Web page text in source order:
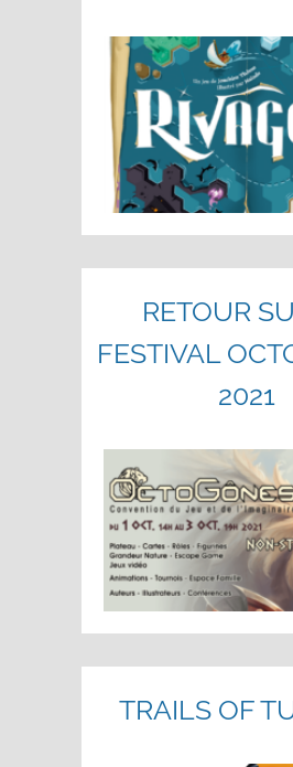
RETOUR
FESTIVAL
2021
TRAILS OF